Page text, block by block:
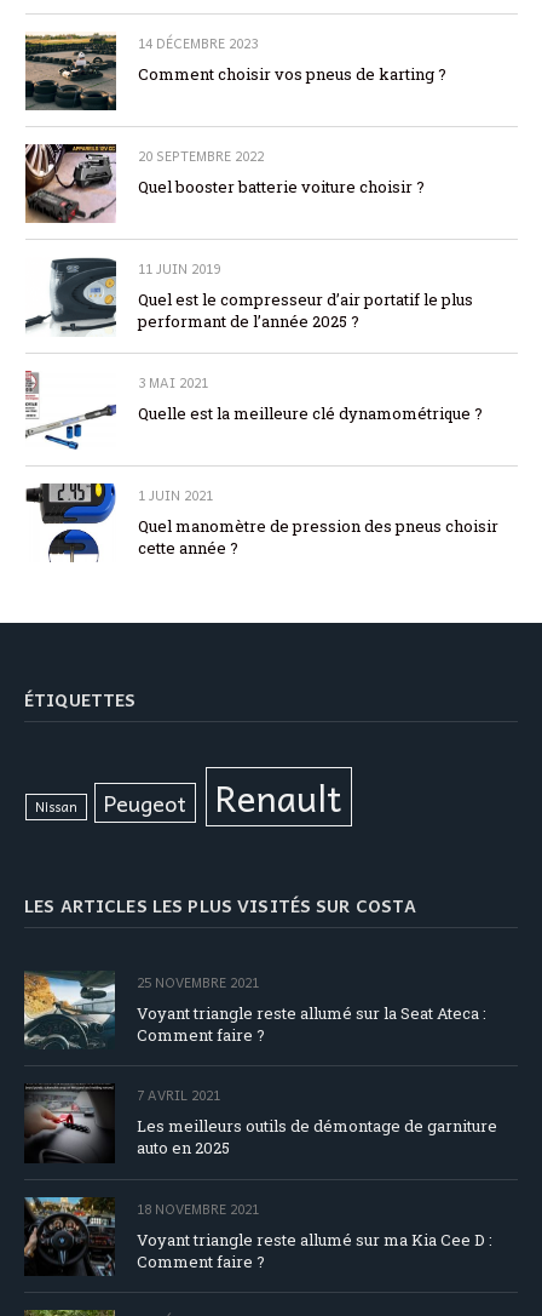
14 DÉCEMBRE 2023
Comment choisir vos pneus de karting ?
20 SEPTEMBRE 2022
Quel booster batterie voiture choisir ?
11 JUIN 2019
Quel est le compresseur d’air portatif le plus
performant de l’année 2025 ?
3 MAI 2021
Quelle est la meilleure clé dynamométrique ?
1 JUIN 2021
Quel manomètre de pression des pneus choisir
cette année ?
ÉTIQUETTES
Nissan Peugeot Renault
LES ARTICLES LES PLUS VISITÉS SUR COSTA
25 NOVEMBRE 2021
Voyant triangle reste allumé sur la Seat Ateca :
Comment faire ?
7 AVRIL 2021
Les meilleurs outils de démontage de garniture
auto en 2025
18 NOVEMBRE 2021
Voyant triangle reste allumé sur ma Kia Cee D :
Comment faire ?